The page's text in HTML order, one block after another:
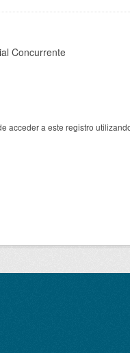
Concurrente
acceder a este registro